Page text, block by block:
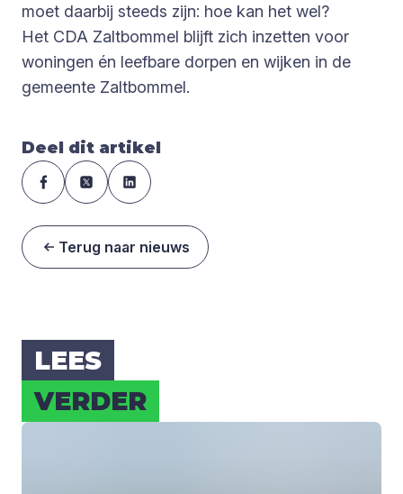
moet daarbij steeds zijn: hoe kan het wel?
Het CDA Zaltbommel blijft zich inzetten voor
woningen én leefbare dorpen en wijken in de
gemeente Zaltbommel.
Deel dit artikel
Terug naar nieuws
LEES
VER­DER